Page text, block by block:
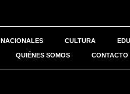
NACIONALES CULTURA
QUIÉNES SOMOS CONTACTO